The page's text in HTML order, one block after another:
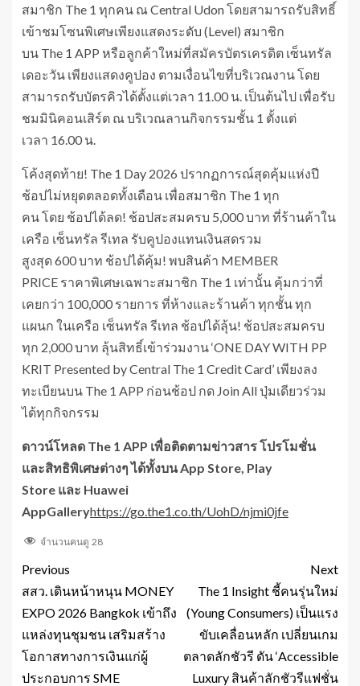
สมาชิก The 1 ทุกคน ณ Central Udon โดยสามารถรับสิทธิ์
เข้าชมโซนพิเศษเพียงแสดงระดับ (Level) สมาชิก
บน The 1 APP หรือลูกค้าใหม่ที่สมัครบัตรเครดิต เซ็นทรัล
เดอะวัน เพียงแสดงคูปอง ตามเงื่อนไขที่บริเวณงาน โดย
สามารถรับบัตรคิวได้ตั้งแต่เวลา 11.00 น. เป็นต้นไป เพื่อรับ
ชมมินิคอนเสิร์ต ณ บริเวณลานกิจกรรมชั้น 1 ตั้งแต่
เวลา 16.00 น.
โค้งสุดท้าย! The 1 Day 2026 ปรากฏการณ์สุดคุ้มแห่งปี
ช้อปไม่หยุดตลอดทั้งเดือน เพื่อสมาชิก The 1 ทุก
คน โดย ช้อปได้ลด! ช้อปสะสมครบ 5,000 บาท ที่ร้านค้าใน
เครือ เซ็นทรัล รีเทล รับคูปองแทนเงินสดรวม
สูงสุด 600 บาท ช้อปได้คุ้ม! พบสินค้า MEMBER
PRICE ราคาพิเศษเฉพาะสมาชิก The 1 เท่านั้น คุ้มกว่าที่
เคยกว่า 100,000 รายการ ที่ห้างและร้านค้า ทุกชั้น ทุก
แผนก ในเครือ เซ็นทรัล รีเทล ช้อปได้ลุ้น! ช้อปสะสมครบ
ทุก 2,000 บาท ลุ้นสิทธิ์เข้าร่วมงาน ‘ONE DAY WITH PP
KRIT Presented by Central The 1 Credit Card’ เพียงลง
ทะเบียนบน The 1 APP ก่อนช้อป กด Join All ปุ่มเดียวร่วม
ได้ทุกกิจกรรม
ดาวน์โหลด The 1 APP เพื่อติดตามข่าวสาร โปรโมชั่น
และสิทธิพิเศษต่างๆ ได้ทั้งบนApp Store, Play
Store และ Huawei
AppGalleryhttps://go.the1.co.th/UohD/njmi0jfe
จำนวนคนดู 28
Previous
สสว. เดินหน้าหนุน MONEY
EXPO 2026 Bangkok เข้าถึง
แหล่งทุนชุมชน เสริมสร้าง
โอกาสทางการเงินแก่ผู้
ประกอบการ SME
Next
The 1 Insight ชี้คนรุ่นใหม่
(Young Consumers) เป็นแรง
ขับเคลื่อนหลัก เปลี่ยนเกม
ตลาดลักชัวรี ดัน ‘Accessible
Luxury สินค้าลักชัวรีแฟชั่น